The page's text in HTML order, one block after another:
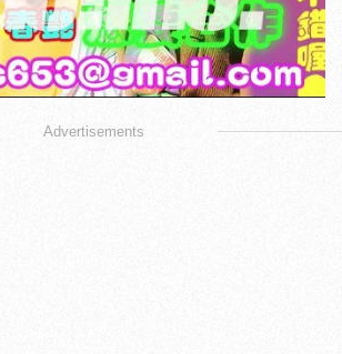
Advertisements